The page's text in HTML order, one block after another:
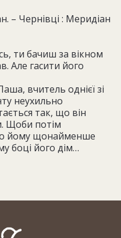
– Чернівці : Меридіан
ти бачиш за вікном
Але гасити його
вчитель однієї зі
неухильно
так, що він
Щоби потім
йому щонайменше
боці його дім…